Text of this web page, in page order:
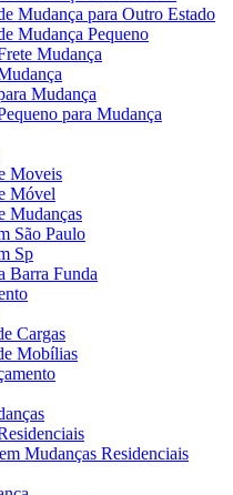
Mudança para Outro Estado
Mudança Pequeno
Mudança
Mudança
para Mudança
Moveis
Móvel
Mudanças
São Paulo
Sp
Barra Funda
Cargas
Mobílias
Mudanças Residenciais